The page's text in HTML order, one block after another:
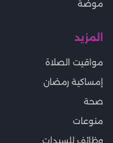
موضة
المزيد
مواقيت الصلاة
إمساكية رمضان
صحة
منوعات
وظائف للسيدات